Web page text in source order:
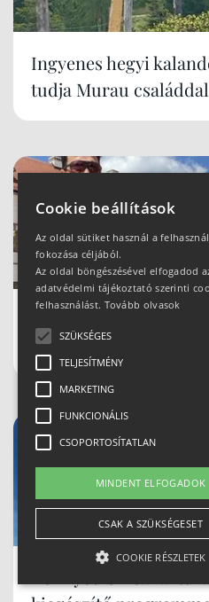
Ingyenes hegyi
tudja Murau
Strapabíró, könnyű
és hétköznapokra -
Könnyed Śnieżka-
Cookie beállítások
Az oldal sütiket használ a
fokozása céljából.
Az oldal böngészésével elfogadod
adatvédelmi tájékoztató szerinti
felhasználást. Tovább olvasok
SZÜKSÉGES
TELJESÍTMÉNY
MARKETING
FUNKCIONÁLIS
CSOPORTOSÍTATLAN
MINDENT ELFOGADOK
CSAK A SZÜKSÉGESET
COOKIE RÉSZLETEK